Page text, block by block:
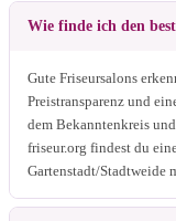
Wie finde ich den
Gute Friseursalons
Preistransparenz und
dem Bekanntenkreis
friseur.org findest du
Gartenstadt/Stadtweide